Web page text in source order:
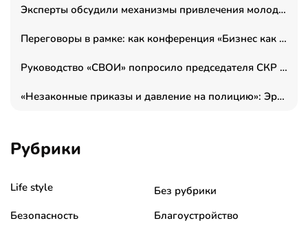
Эксперты обсудили механизмы привлечения молодых специалистов в промышленные города
Переговоры в рамке: как конференция «Бизнес как искусство» переформатирует деловой этикет в стенах ТПП РФ
Руководство «СВОИ» попросило председателя СКР дать правовую оценку обысков в тыловом штабе
«Незаконные приказы и давление на полицию»: Эрнеста Султанова задержали у посольства Израиля во время одиночного пикета
Рубрики
Life style
Без рубрики
Безопасность
Благоустройство